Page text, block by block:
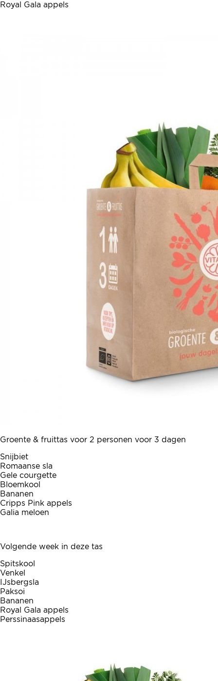
Royal Gala appels
Groente & fruittas voor 2 personen voor 3 dagen
Snijbiet
Romaanse sla
Gele courgette
Bloemkool
Bananen
Cripps Pink appels
Galia meloen
Volgende week in deze tas
Spitskool
Venkel
IJsbergsla
Paksoi
Bananen
Royal Gala appels
Perssinaasappels